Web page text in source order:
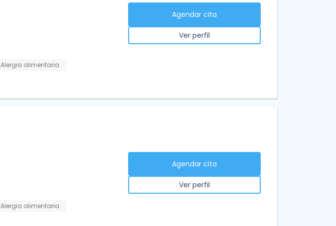
Alergia alimentaria
Agendar cita
Ver perfil
Alergia alimentaria
Agendar cita
Ver perfil